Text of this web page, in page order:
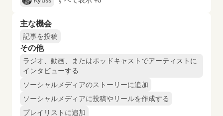
主な機会
記事を投稿
その他
ラジオ、動画、またはポッドキャストでアーティストに
インタビューする
ソーシャルメディアのストーリーに追加
ソーシャルメディアに投稿やリールを作成する
プレイリストに追加